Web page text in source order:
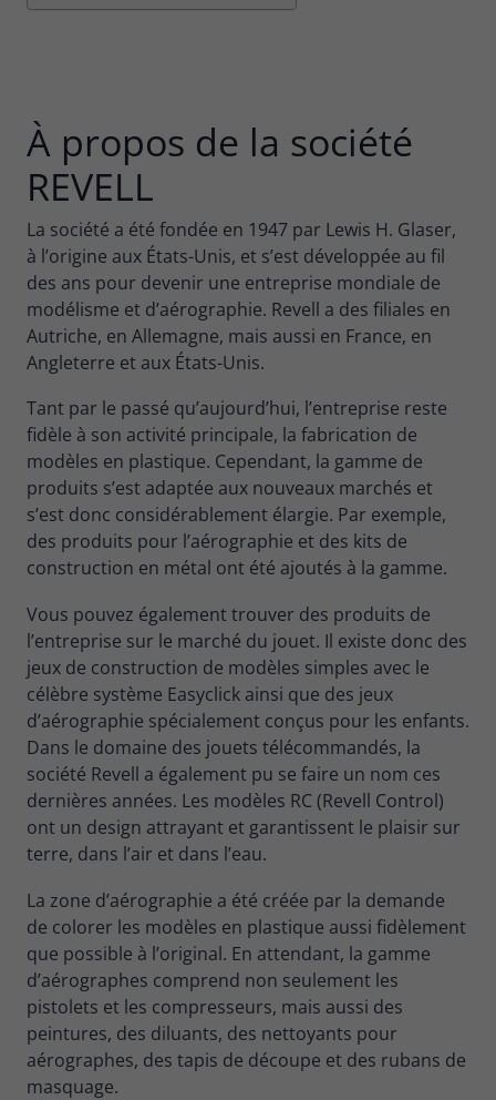
À propos de la société
REVELL
La société a été fondée en 1947 par Lewis H. Glaser,
à l’origine aux États-Unis, et s’est développée au fil
des ans pour devenir une entreprise mondiale de
modélisme et d’aérographie. Revell a des filiales en
Autriche, en Allemagne, mais aussi en France, en
Angleterre et aux États-Unis.
Tant par le passé qu’aujourd’hui, l’entreprise reste
fidèle à son activité principale, la fabrication de
modèles en plastique. Cependant, la gamme de
produits s’est adaptée aux nouveaux marchés et
s’est donc considérablement élargie. Par exemple,
des produits pour l’aérographie et des kits de
construction en métal ont été ajoutés à la gamme.
Vous pouvez également trouver des produits de
l’entreprise sur le marché du jouet. Il existe donc des
jeux de construction de modèles simples avec le
célèbre système Easyclick ainsi que des jeux
d’aérographie spécialement conçus pour les enfants.
Dans le domaine des jouets télécommandés, la
société Revell a également pu se faire un nom ces
dernières années. Les modèles RC (Revell Control)
ont un design attrayant et garantissent le plaisir sur
terre, dans l’air et dans l’eau.
La zone d’aérographie a été créée par la demande
de colorer les modèles en plastique aussi fidèlement
que possible à l’original. En attendant, la gamme
d’aérographes comprend non seulement les
pistolets et les compresseurs, mais aussi des
peintures, des diluants, des nettoyants pour
aérographes, des tapis de découpe et des rubans de
masquage.